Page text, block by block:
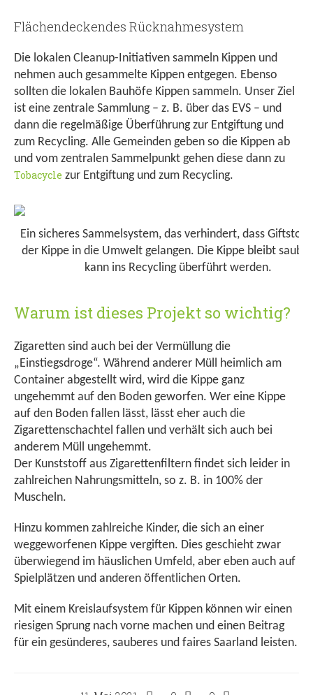
Flächendeckendes Rücknahmesystem
Die lokalen Cleanup-Initiativen sammeln Kippen und
nehmen auch gesammelte Kippen entgegen. Ebenso
sollten die lokalen Bauhöfe Kippen sammeln. Unser Ziel
ist eine zentrale Sammlung – z. B. über das EVS – und
dann die regelmäßige Überführung zur Entgiftung und
zum Recycling. Alle Gemeinden geben so die Kippen ab
und vom zentralen Sammelpunkt gehen diese dann zu
Tobacycle zur Entgiftung und zum Recycling.
Ein sicheres Sammelsystem, das verhindert, dass
der Kippe in die Umwelt gelangen. Die Kippe bleibt
kann ins Recycling überführt werden.
Warum ist dieses Projekt so wichtig?
Zigaretten sind auch bei der Vermüllung die
„Einstiegsdroge“. Während anderer Müll heimlich am
Container abgestellt wird, wird die Kippe ganz
ungehemmt auf den Boden geworfen. Wer eine Kippe
auf den Boden fallen lässt, lässt eher auch die
Zigarettenschachtel fallen und verhält sich auch bei
anderem Müll ungehemmt.
Der Kunststoff aus Zigarettenfiltern findet sich leider in
zahlreichen Nahrungsmitteln, so z. B. in 100% der
Muscheln.
Hinzu kommen zahlreiche Kinder, die sich an einer
weggeworfenen Kippe vergiften. Dies geschieht zwar
überwiegend im häuslichen Umfeld, aber eben auch auf
Spielplätzen und anderen öffentlichen Orten.
Mit einem Kreislaufsystem für Kippen können wir einen
riesigen Sprung nach vorne machen und einen Beitrag
für ein gesünderes, sauberes und faires Saarland leisten.